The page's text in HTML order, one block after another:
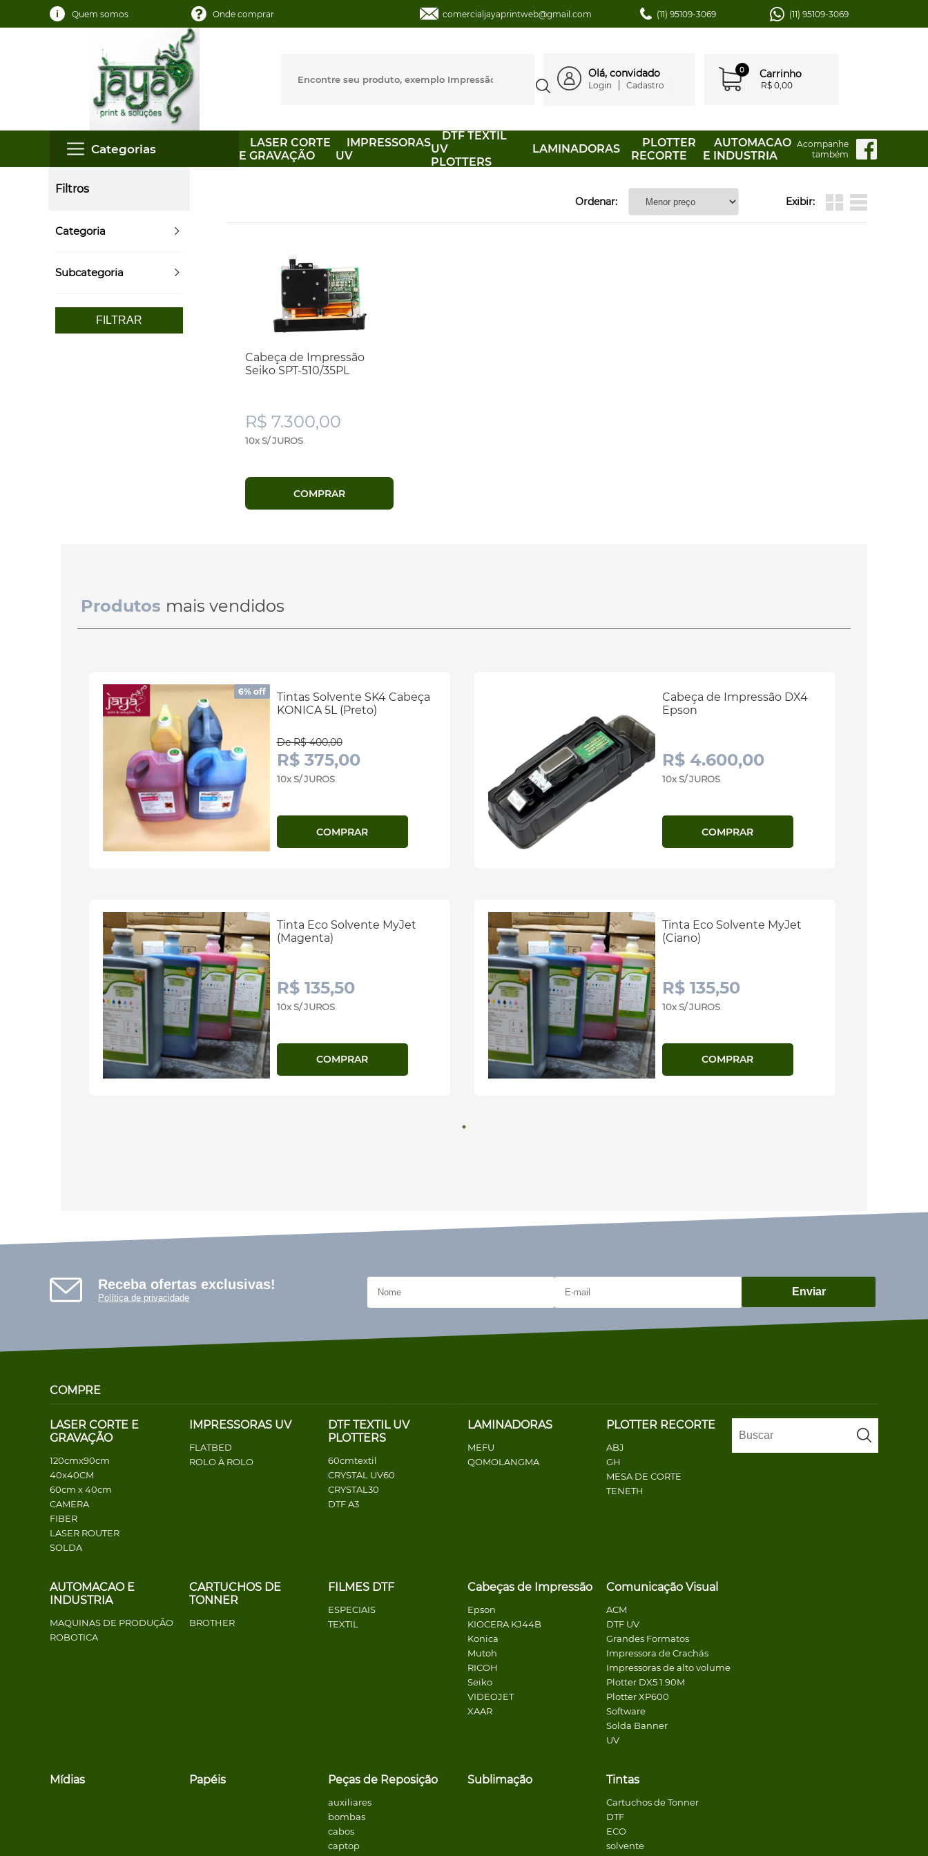
Quem somos Onde comprar comercialjayaprintweb@gmail.com (11) 95109-3069 (11) 95109-3069
Olá, convidado
Login Cadastro
0 Carrinho
R$ 0,00
Categorias
LASER CORTE
E GRAVAÇÃO
IMPRESSORAS
UV
DTF TEXTIL
UV
PLOTTERS
LAMINADORAS
PLOTTER
RECORTE
AUTOMACAO
E INDUSTRIA
Acompanhe
também
Filtros
Categoria
Subcategoria
FILTRAR
Ordenar: Exibir:
Cabeça de Impressão
Seiko SPT-510/35PL
R$ 7.300,00
10x S/ JUROS
COMPRAR
Produtos mais vendidos
6% off
Tintas Solvente SK4 Cabeça
KONICA 5L (Preto)
De R$ 400,00
R$ 375,00
10x S/ JUROS.
COMPRAR
Tinta Eco Solvente MyJet
(Magenta)
R$ 135,50
10x S/ JUROS.
COMPRAR
Cabeça de Impressão DX4
Epson
R$ 4.600,00
10x S/ JUROS.
COMPRAR
Tinta Eco Solvente MyJet
(Ciano)
R$ 135,50
10x S/ JUROS.
COMPRAR
Receba ofertas exclusivas!
Política de privacidade
Enviar
COMPRE
LASER CORTE E
GRAVAÇÃO
120cmx90cm
40x40CM
60cm x 40cm
CAMERA
FIBER
LASER ROUTER
SOLDA
IMPRESSORAS UV
FLATBED
ROLO À ROLO
DTF TEXTIL UV
PLOTTERS
60cmtextil
CRYSTAL UV60
CRYSTAL30
DTF A3
LAMINADORAS
MEFU
QOMOLANGMA
PLOTTER RECORTE
ABJ
GH
MESA DE CORTE
TENETH
AUTOMACAO E
INDUSTRIA
MAQUINAS DE PRODUÇÃO
ROBOTICA
CARTUCHOS DE
TONNER
BROTHER
FILMES DTF
ESPECIAIS
TEXTIL
Cabeças de Impressão
Epson
KIOCERA KJ44B
Konica
Mutoh
RICOH
Seiko
VIDEOJET
XAAR
Comunicação Visual
ACM
DTF UV
Grandes Formatos
Impressora de Crachás
Impressoras de alto volume
Plotter DX5 1.90M
Plotter XP600
Software
Solda Banner
UV
Mídias Papéis Peças de Reposição
auxiliares
bombas
cabos
captop
Sublimação Tintas
Cartuchos de Tonner
DTF
ECO
solvente